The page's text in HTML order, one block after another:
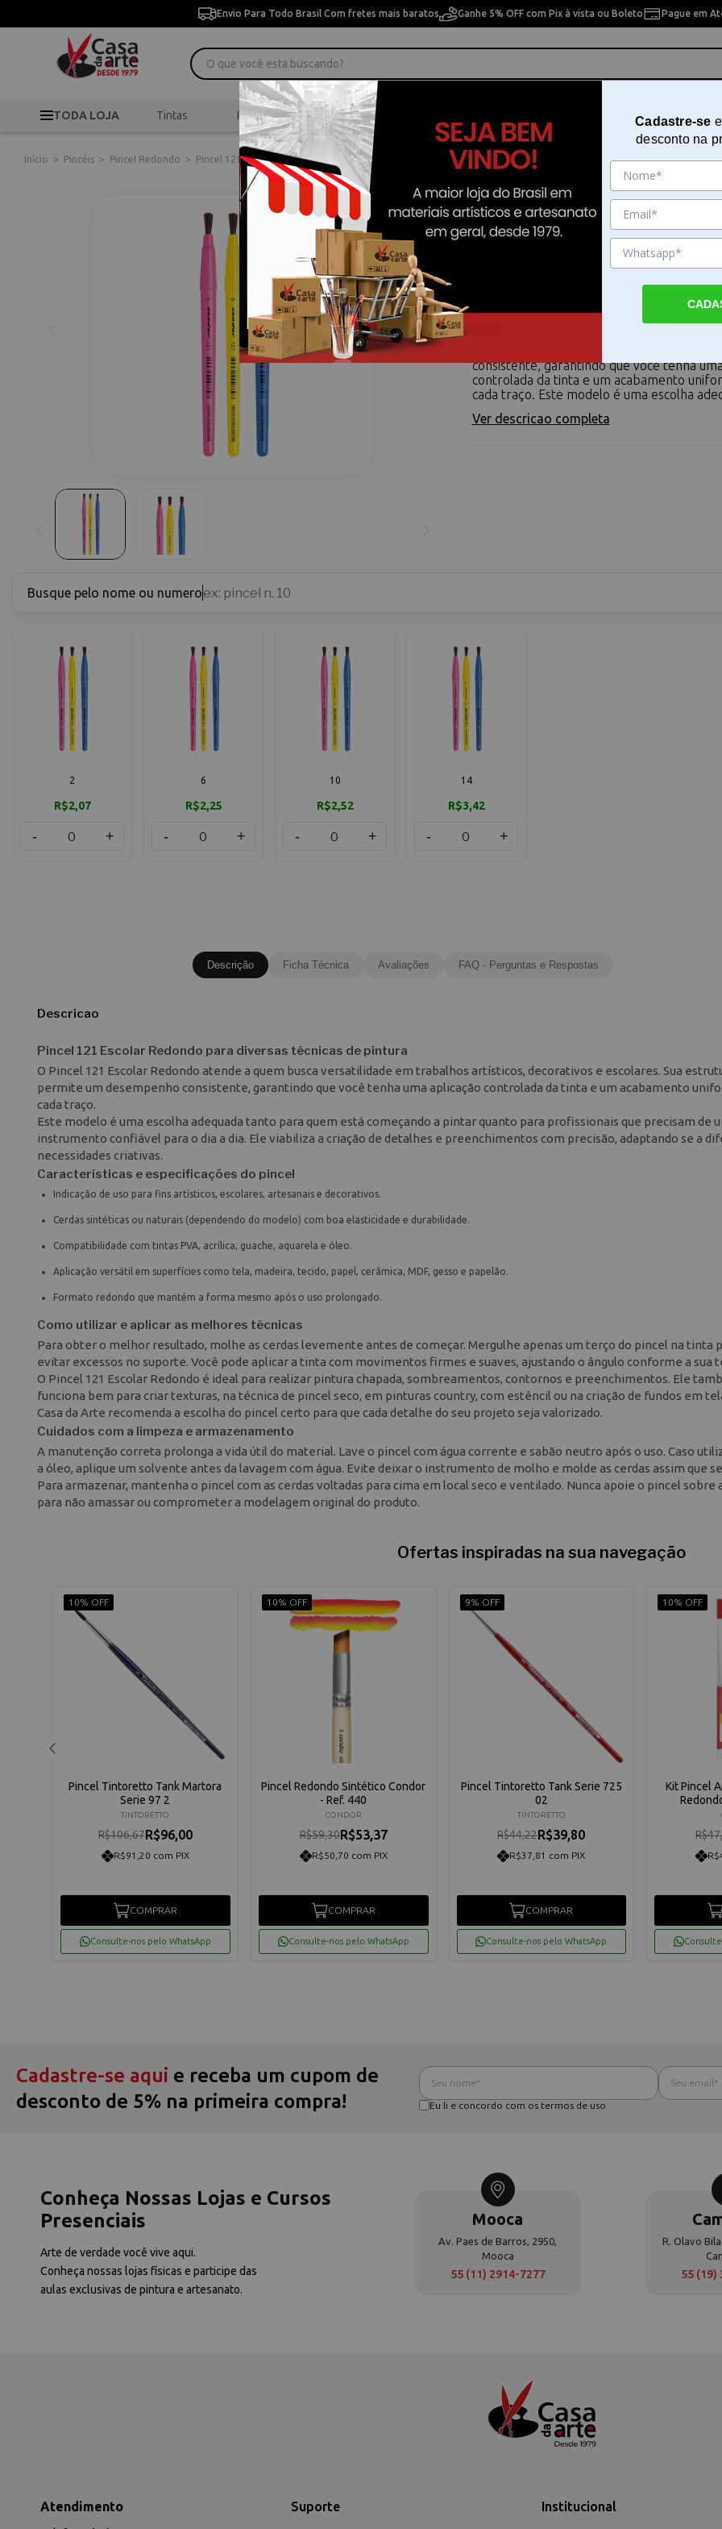
Envio Para Todo Brasil Com fretes mais baratos Ganhe 5% OFF com Pix à vista ou Boleto Pague em
TODA LOJA Tintas Pincéis Desenho Pintura
Início > Pincéis > Pincel Redondo > Pincel 121 Escolar Redondo
Pincel 121 Escolar Redondo
Pincel 121 Escolar Redondo para diversas
pintura O Pincel 121 Escolar Redondo
consistente, garantindo que você tenha
controlada da tinta e um acabamento
cada traço. Este modelo é uma escolha
Ver descricao completa
Busque pelo nome ou numero
2
R$2,07
- +
6
R$2,25
- +
10
R$2,52
- +
14
R$3,42
- +
Descrição Ficha Técnica Avaliações FAQ - Perguntas e Respostas
Descricao
Pincel 121 Escolar Redondo para diversas técnicas de pintura
O Pincel 121 Escolar Redondo atende a quem busca versatilidade em trabalhos artísticos, decorativos e escolares. Sua
permite um desempenho consistente, garantindo que você tenha uma aplicação controlada da tinta e um acabamento
cada traço.
Este modelo é uma escolha adequada tanto para quem está começando a pintar quanto para profissionais que precisam de
instrumento confiável para o dia a dia. Ele viabiliza a criação de detalhes e preenchimentos com precisão, adaptando se a
necessidades criativas.
Características e especificações do pincel
Indicação de uso para fins artísticos, escolares, artesanais e decorativos.
Cerdas sintéticas ou naturais (dependendo do modelo) com boa elasticidade e durabilidade.
Compatibilidade com tintas PVA, acrílica, guache, aquarela e óleo.
Aplicação versátil em superfícies como tela, madeira, tecido, papel, cerâmica, MDF, gesso e papelão.
Formato redondo que mantém a forma mesmo após o uso prolongado.
Como utilizar e aplicar as melhores técnicas
Para obter o melhor resultado, molhe as cerdas levemente antes de começar. Mergulhe apenas um terço do pincel na tinta
evitar excessos no suporte. Você pode aplicar a tinta com movimentos firmes e suaves, ajustando o ângulo conforme a sua
O Pincel 121 Escolar Redondo é ideal para realizar pintura chapada, sombreamentos, contornos e preenchimentos. Ele
funciona bem para criar texturas, na técnica de pincel seco, em pinturas country, com estêncil ou na criação de fundos em
Casa da Arte recomenda a escolha do pincel certo para que cada detalhe do seu projeto seja valorizado.
Cuidados com a limpeza e armazenamento
A manutenção correta prolonga a vida útil do material. Lave o pincel com água corrente e sabão neutro após o uso. Caso
a óleo, aplique um solvente antes da lavagem com água. Evite deixar o instrumento de molho e molde as cerdas assim que
Para armazenar, mantenha o pincel com as cerdas voltadas para cima em local seco e ventilado. Nunca apoie o pincel sobre
para não amassar ou comprometer a modelagem original do produto.
Ofertas inspiradas na sua navegação
10% OFF
Pincel Tintoretto Tank Martora
Serie 97 2
TINTORETTO
R$106,67R$96,00
R$91,20 com PIX
COMPRAR
Consulte-nos pelo WhatsApp
10% OFF
Pincel Redondo Sintético Condor
- Ref. 440
CONDOR
R$59,30R$53,37
R$50,70 com PIX
COMPRAR
Consulte-nos pelo WhatsApp
9% OFF
Pincel Tintoretto Tank Serie 725
02
TINTORETTO
R$44,22R$39,80
R$37,81 com PIX
COMPRAR
Consulte-nos pelo WhatsApp
10% OFF
Kit Pincel
Cadastre-se aqui e receba um cupom de
desconto de 5% na primeira compra!
Eu li e concordo com os termos de uso
Conheça Nossas Lojas e Cursos
Presenciais
Arte de verdade você vive aqui.
Conheça nossas lojas físicas e participe das
aulas exclusivas de pintura e artesanato.
Mooca
Av. Paes de Barros, 2950,
Mooca
55 (11) 2914-7277
R. Olavo
55 (19)
Atendimento Suporte Institucional
Cadastre-se
desconto na